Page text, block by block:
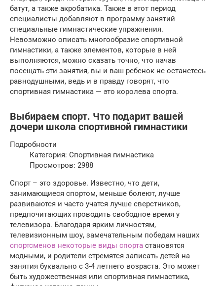
батут, а также акробатика. Также в этот период
специалисты добавляют в программу занятий
специальные гимнастические упражнения.
Невозможно описать многообразие спортивной
гимнастики, а также элементов, которые в ней
выполняются, можно сказать точно, что начав
посещать эти занятия, вы и ваш ребенок не останетесь
равнодушными, ведь и в правду говорят, что
спортивная гимнастика — это королева спорта.
Выбираем спорт. Что подарит вашей
дочери школа спортивной гимнастики
Подробности
Категория: Спортивная гимнастика
Просмотров: 2988
Спорт – это здоровье. Известно, что дети,
занимающиеся спортом, меньше болеют, лучше
развиваются и часто учатся лучше сверстников,
предпочитающих проводить свободное время у
телевизора. Благодаря ярким личностям,
телевизионным шоу, замечательным победам наших
спортсменов некоторые виды спорта становятся
модными, и родители стремятся записать детей на
занятия буквально с 3-4 летнего возраста. Это может
быть художественная или спортивная гимнастика,